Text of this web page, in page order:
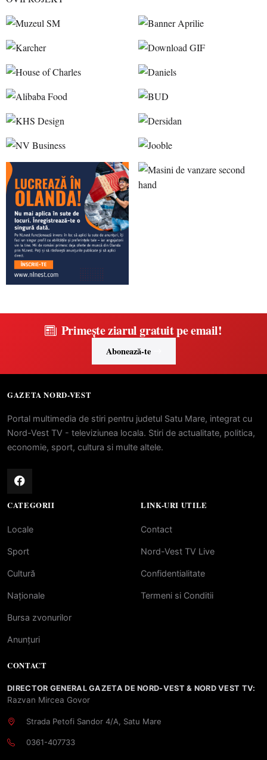
Primește ziarul gratuit pe email!
Abonează-te
GAZETA NORD-VEST
Portal multimedia de stiri pentru judetul Satu Mare, integrat cu
Nord-Vest TV - televiziunea locala. Stiri de actualitate, politica,
economie, sport, cultura si multe altele.
CATEGORII
Locale
Sport
Cultură
Naționale
Bursa zvonurilor
Anunțuri
LINK-URI UTILE
Contact
Nord-Vest TV Live
Confidentialitate
Termeni si Conditii
CONTACT
DIRECTOR GENERAL GAZETA DE NORD-VEST & NORD VEST TV:
Razvan Mircea Govor
Strada Petofi Sandor 4/A, Satu Mare
0361-407733